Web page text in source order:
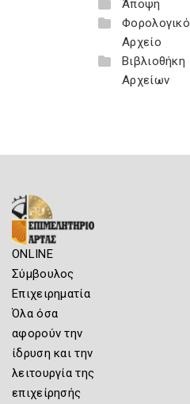
Άποψη
Φορολογικό
Αρχείο
Βιβλιοθήκη
Αρχείων
ONLINE
Σύμβουλος
Επιχειρηματία
Όλα όσα
αφορούν την
ίδρυση και την
λειτουργία της
επιχείρησής